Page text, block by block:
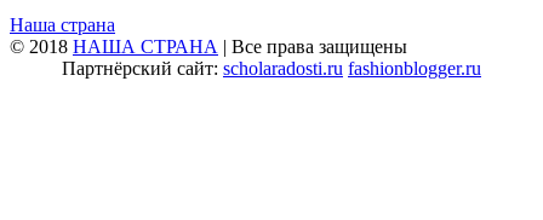
Наша страна
© 2018 НАША СТРАНА | Все права защищены
Партнёрский сайт: scholaradosti.ru fashionblogger.ru